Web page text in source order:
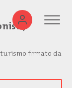
firmato da